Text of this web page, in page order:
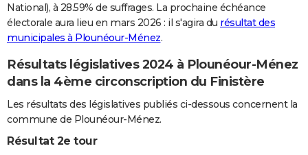
S'inscrire
Se connecter
Lycées
Collèges
Primaires
Universités
Entreprises
Service militaire
Avis de recherche
AVIS DE DÉCÈS
FORUM
Bricolage
Lifestyle
Culture
Sport
Auto
Television
Voyage
Cinema
National), à 28.59% de suffrages. La prochaine échéance
électorale aura lieu en mars 2026 : il s'agira du résultat des
municipales à Plounéour-Ménez.
Résultats législatives 2024 à Plounéour-Ménez
dans la 4ème circonscription du Finistère
Les résultats des législatives publiés ci-dessous concernent la
commune de Plounéour-Ménez.
Résultat 2e tour